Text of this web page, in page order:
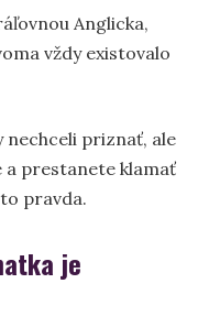
Anglicka,
vždy existovalo
nechceli priznať, ale
a prestanete klamať
pravda.
je